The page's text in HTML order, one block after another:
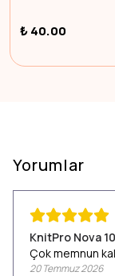
₺ 40.00
Yorumlar
KnitPro Nova
Çok memnun
20 Temmuz 2026